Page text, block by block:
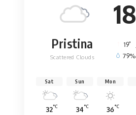
18
Pristina
Scattered Clouds
19°
79%
Sat
32°C
Sun
34°C
Mon
36°C